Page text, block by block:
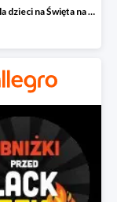
Prezenty dla dzieci na Święta na Allegro do -50%